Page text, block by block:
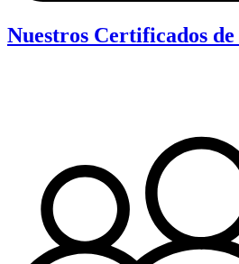
Nuestros Certificados